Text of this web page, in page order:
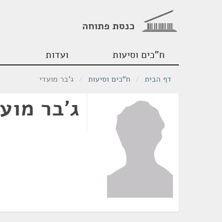
כנסת פתוחה
ח"כים וסיעות ועדות
דף הבית / ח"כים וסיעות / ג'בר מועדי
ג'בר